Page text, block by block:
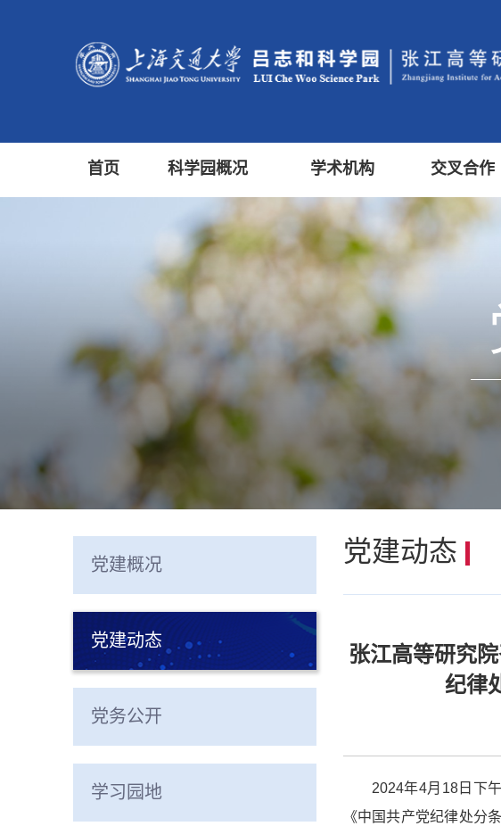
首页 科学园概况 学术机构 交叉合作
党建概况
党建动态
党务公开
学习园地
党建动态
张江高等研究
纪律
2024年4月18日下
《中国共产党纪律处分